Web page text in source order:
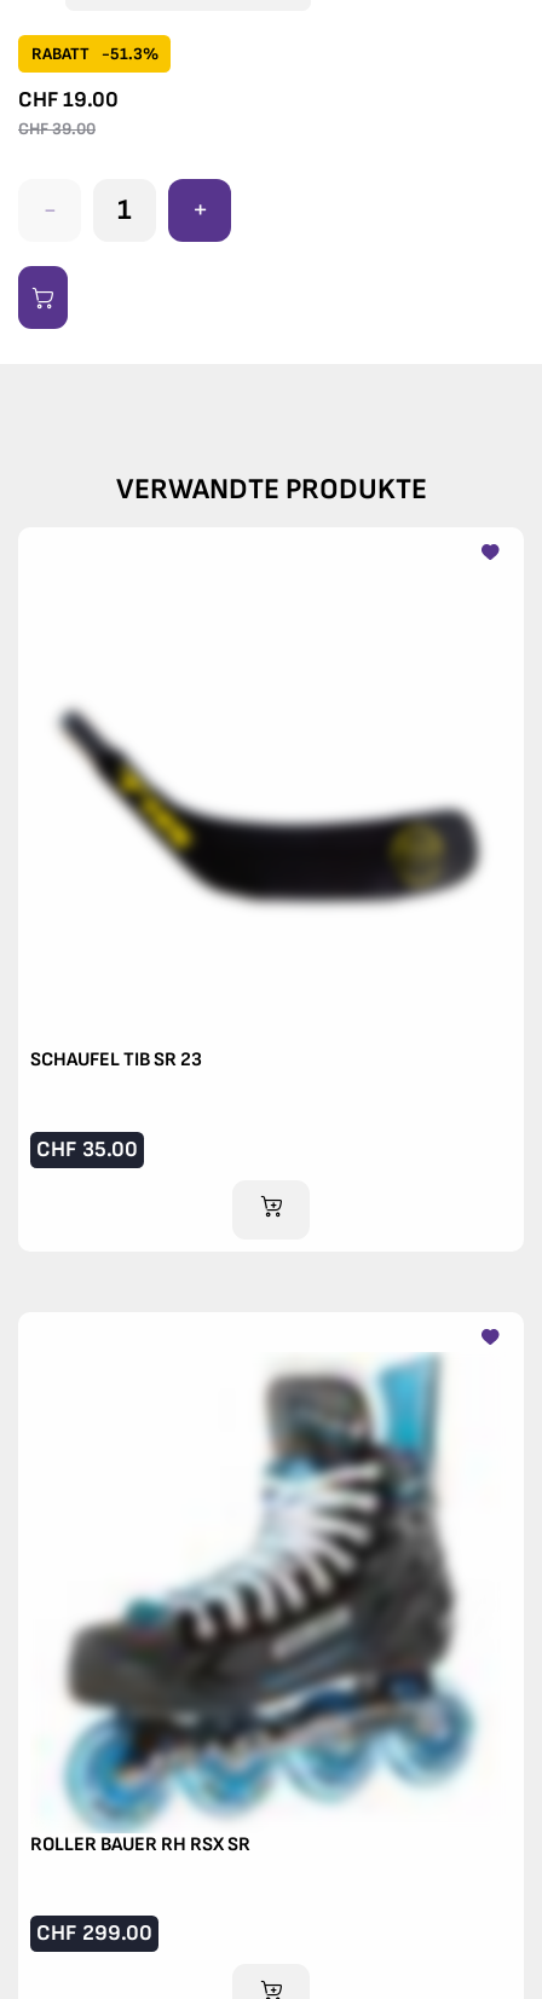
RABATT -51.3%
CHF19.00
CHF39.00
- +
VERWANDTE PRODUKTE
SCHAUFEL TIB SR 23
CHF 35.00
IM WARENKORB
ROLLER BAUER RH RSX SR
CHF 299.00
IM WARENKORB